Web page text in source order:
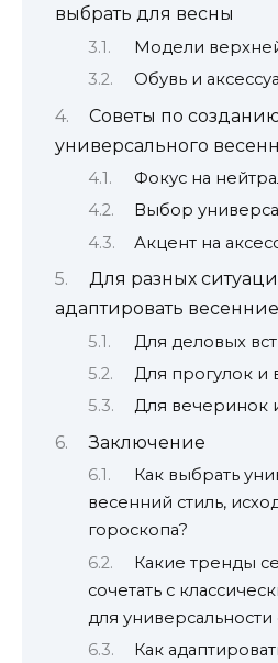
выбрать для весны
Модели
Обувь и
Советы по
универсального
Фокус на
Выбор
Акцент на
Для разных
адаптировать
Для деловых
Для прогулок и
Для вечеринок
Заключение
Как выбрать
весенний стиль,
гороскопа?
Какие тренды
сочетать с
для универсальности
Как